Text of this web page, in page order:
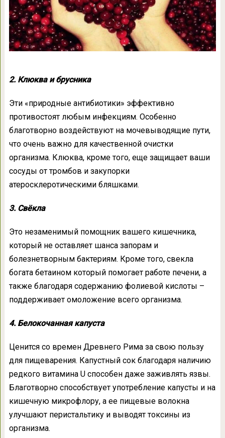
2. Клюква и брусника
Эти «природные антибиотики» эффективно
противостоят любым инфекциям. Особенно
благотворно воздействуют на мочевыводящие пути,
что очень важно для качественной очистки
организма. Клюква, кроме того, еще защищает ваши
сосуды от тромбов и закупорки
атеросклеротическими бляшками.
3. Свёкла
Это незаменимый помощник вашего кишечника,
который не оставляет шанса запорам и
болезнетворным бактериям. Кроме того, свекла
богата бетаином который помогает работе печени, а
также благодаря содержанию фолиевой кислоты –
поддерживает омоложение всего организма.
4. Белокочанная капуста
Ценится со времен Древнего Рима за свою пользу
для пищеварения. Капустный сок благодаря наличию
редкого витамина U способен даже заживлять язвы.
Благотворно способствует употребление капусты и на
кишечную микрофлору, а ее пищевые волокна
улучшают перистальтику и выводят токсины из
организма.